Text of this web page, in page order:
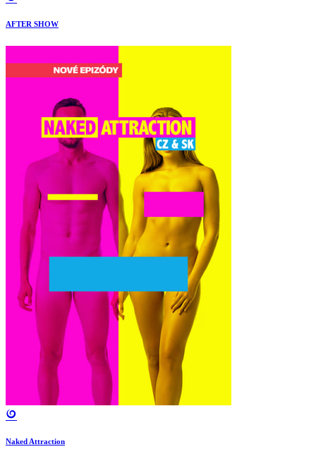
AFTER SHOW
Naked Attraction